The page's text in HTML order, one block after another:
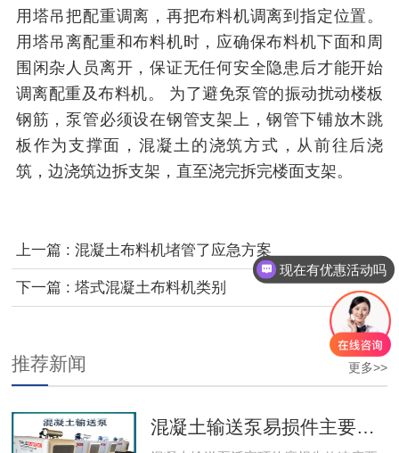
用塔吊把配重调离，再把布料机调离到指定位置。
用塔吊离配重和布料机时，应确保布料机下面和周
围闲杂人员离开，保证无任何安全隐患后才能开始
调离配重及布料机。 为了避免泵管的振动扰动楼板
钢筋，泵管必须设在钢管支架上，钢管下铺放木跳
板作为支撑面，混凝土的浇筑方式，从前往后浇
筑，边浇筑边拆支架，直至浇完拆完楼面支架。
上一篇 : 混凝土布料机堵管了应急方案
下一篇 : 塔式混凝土布料机类别
更多>>
推荐新闻
混凝土输送泵易损件主要事项
现在有优惠活动吗